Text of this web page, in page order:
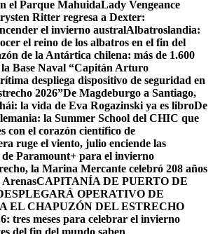
el Parque MahuidaLady Vengeance
Ritter regresa a Dexter:
el invierno australAlbatroslandia:
el reino de los albatros en el fin del
de la Antártica chilena: más de 1.600
la Base Naval “Capitán Arturo
despliega dispositivo de seguridad en
2026”De Magdeburgo a Santiago,
la vida de Eva Rogazinski ya es libroDe
la Summer School del CHIC que
con el corazón científico de
ruge el viento, julio enciende las
Paramount+ para el invierno
la Marina Mercante celebró 208 años
ArenasCAPITANÍA DE PUERTO DE
OPERATIVO DE
EL CHAPUZÓN DEL ESTRECHO
tres meses para celebrar el invierno